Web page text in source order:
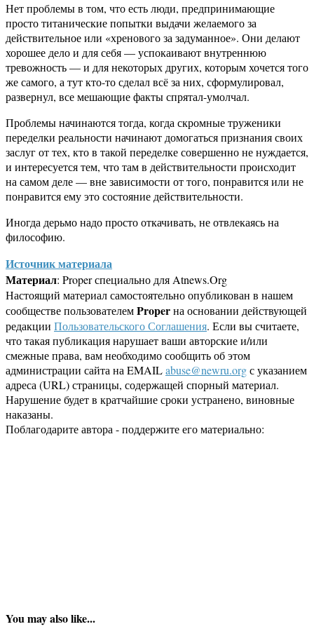
Нет проблемы в том, что есть люди, предпринимающие
просто титанические попытки выдачи желаемого за
действительное или «хренового за задуманное». Они делают
хорошее дело и для себя — успокаивают внутреннюю
тревожность — и для некоторых других, которым хочется того
же самого, а тут кто-то сделал всё за них, сформулировал,
развернул, все мешающие факты спрятал-умолчал.
Проблемы начинаются тогда, когда скромные труженики
переделки реальности начинают домогаться признания своих
заслуг от тех, кто в такой переделке совершенно не нуждается,
и интересуется тем, что там в действительности происходит
на самом деле — вне зависимости от того, понравится или не
понравится ему это состояние действительности.
Иногда дерьмо надо просто откачивать, не отвлекаясь на
философию.
Источник материала
Материал: Proper специально для Atnews.Org
Настоящий материал самостоятельно опубликован в нашем
сообществе пользователемProperна основании действующей
редакции Пользовательского Соглашения. Если вы считаете,
что такая публикация нарушает ваши авторские и/или
смежные права, вам необходимо сообщить об этом
администрации сайта на EMAILabuse@newru.orgс указанием
адреса (URL) страницы, содержащей спорный материал.
Нарушение будет в кратчайшие сроки устранено, виновные
наказаны.
Поблагодарите автора - поддержите его материально:
You may also like...